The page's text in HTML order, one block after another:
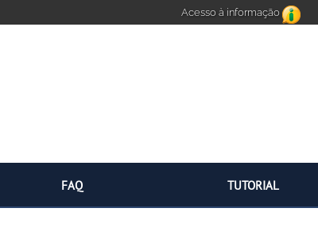
Acesso à informação
FAQ TUTORIAL